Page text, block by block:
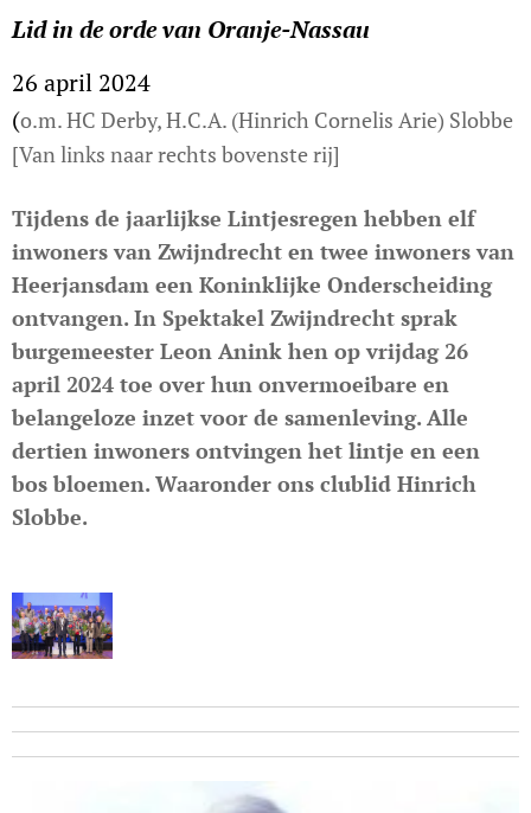
Lid in de orde van Oranje-Nassau
26 april 2024
(o.m. HC Derby, H.C.A. (Hinrich Cornelis Arie) Slobbe
[Van links naar rechts bovenste rij]
Tijdens de jaarlijkse Lintjesregen hebben elf
inwoners van Zwijndrecht en twee inwoners van
Heerjansdam een Koninklijke Onderscheiding
ontvangen. In Spektakel Zwijndrecht sprak
burgemeester Leon Anink hen op vrijdag 26
april 2024 toe over hun onvermoeibare en
belangeloze inzet voor de samenleving. Alle
dertien inwoners ontvingen het lintje en een
bos bloemen. Waaronder ons clublid Hinrich
Slobbe.